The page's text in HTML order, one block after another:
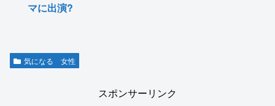
マに出演?
気になる 女性
スポンサーリンク